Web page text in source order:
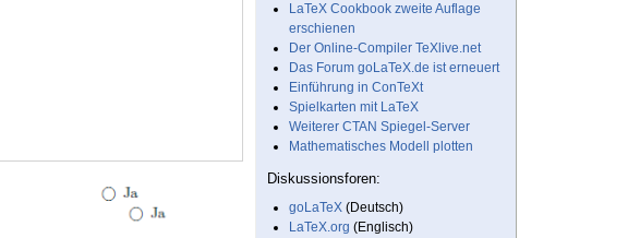
LaTeX Cookbook zweite Auflage
erschienen
Der Online-Compiler TeXlive.net
Das Forum goLaTeX.de ist erneuert
Einführung in ConTeXt
Spielkarten mit LaTeX
Weiterer CTAN Spiegel-Server
Mathematisches Modell plotten
Diskussionsforen:
goLaTeX (Deutsch)
LaTeX.org (Englisch)